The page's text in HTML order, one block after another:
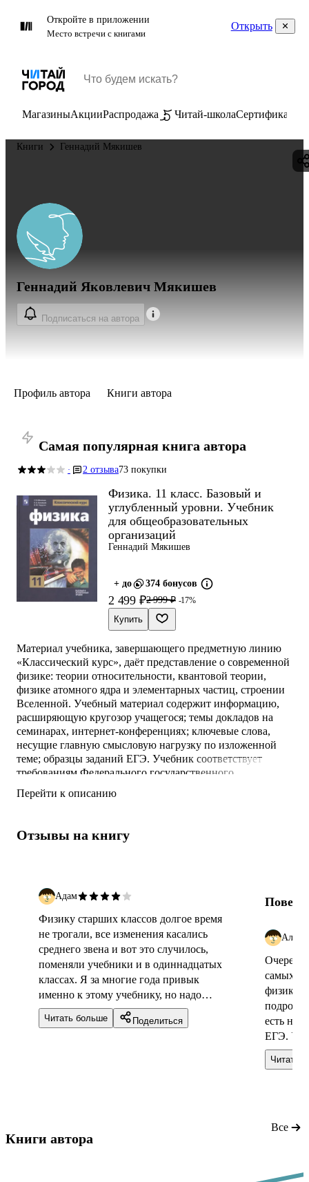
Откройте в приложении
Место встречи с книгами
Открыть
МагазиныАкцииРаспродажа Читай-школаСертификаты
Книги Геннадий Мякишев
Геннадий Яковлевич Мякишев
Подписаться на автора
Профиль автора Книги автора
Самая популярная книга автора
· 2 отзыва73 покупки
Физика. 11 класс. Базовый и
углубленный уровни. Учебник
для общеобразовательных
организаций
Геннадий Мякишев
+ до 374 бонусов
2 499 ₽2 999 ₽ -17%
Купить
Материал учебника, завершающего предметную линию
«Классический курс», даёт представление о современной
физике: теории относительности, квантовой теории,
физике атомного ядра и элементарных частиц, строении
Вселенной. Учебный материал содержит информацию,
расширяющую кругозор учащегося; темы докладов на
семинарах, интернет-конференциях; ключевые слова,
несущие главную смысловую нагрузку по изложенной
теме; образцы заданий ЕГЭ. Учебник соответствует
требованиям Федерального государственного
и реализует базовый и углублённый уровни образования
Перейти к описанию
Отзывы на книгу
Адам
Физику старших классов долгое время
не трогали, все изменения касались
среднего звена и вот это случилось,
поменяли учебники и в одиннадцатых
классах. Я за многие года привык
именно к этому учебнику, но надо
признать, он слишком перегружен,
последовательность тем не очень
Читать больше Поделиться
самых
физике.
есть
ЕГЭ.
время.
Читать
Книги автора
Все